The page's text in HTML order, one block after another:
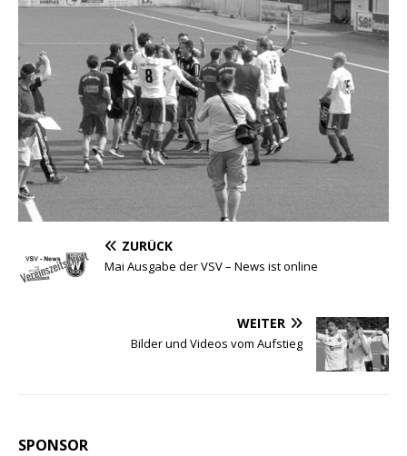
ZURÜCK
Mai Ausgabe der VSV – News ist online
WEITER
Bilder und Videos vom Aufstieg
SPONSOR